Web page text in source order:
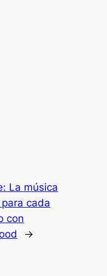
La música
cada
con
→